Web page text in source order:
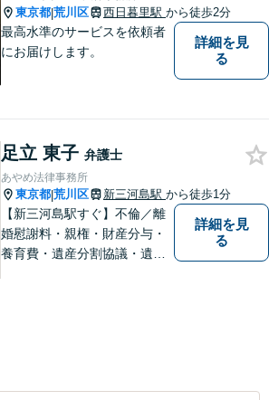
東京都|荒川区 西日暮里駅 から徒歩2分
最高水準のサービスを依頼者
にお届けします。
詳細を見
る
足立 東子 弁護士
あやめ法律事務所
東京都|荒川区 新三河島駅 から徒歩1分
【新三河島駅すぐ】不倫／離
婚慰謝料・親権・財産分与・
養育費・遺産分割協議・遺言
詳細を見
る